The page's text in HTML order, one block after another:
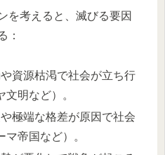
を考えると、滅びる要因
：
資源枯渇で社会が立ち行
明など）。
極端な格差が原因で社会
帝国など）。